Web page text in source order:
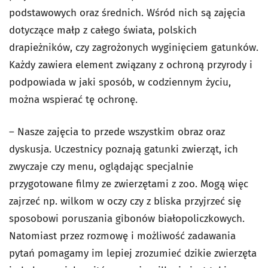
podstawowych oraz średnich. Wśród nich są zajęcia
dotyczące małp z całego świata, polskich
drapieżników, czy zagrożonych wyginięciem gatunków.
Każdy zawiera element związany z ochroną przyrody i
podpowiada w jaki sposób, w codziennym życiu,
można wspierać tę ochronę.
– Nasze zajęcia to przede wszystkim obraz oraz
dyskusja. Uczestnicy poznają gatunki zwierząt, ich
zwyczaje czy menu, oglądając specjalnie
przygotowane filmy ze zwierzętami z zoo. Mogą więc
zajrzeć np. wilkom w oczy czy z bliska przyjrzeć się
sposobowi poruszania gibonów białopoliczkowych.
Natomiast przez rozmowę i możliwość zadawania
pytań pomagamy im lepiej zrozumieć dzikie zwierzęta